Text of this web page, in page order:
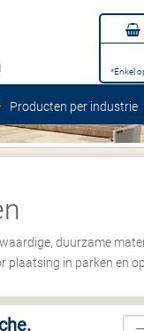
*Enkel
Producten per industrie
duurzame
plaatsing in parken en